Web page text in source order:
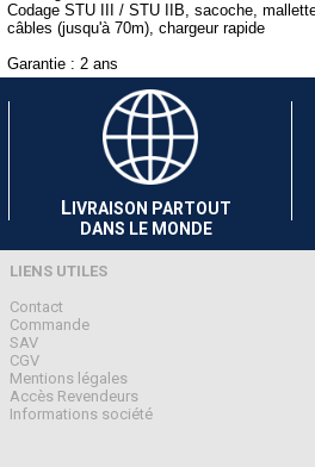
Codage STU III / STU IIB, sacoche,
câbles (jusqu'à 70m), chargeur rapide
Garantie : 2 ans
L IVRAISON PARTOUT
DANS LE MONDE
LIENS UTILES
Contact
Commande
SAV
CGV
Mentions légales
Accès Revendeurs
Informations société